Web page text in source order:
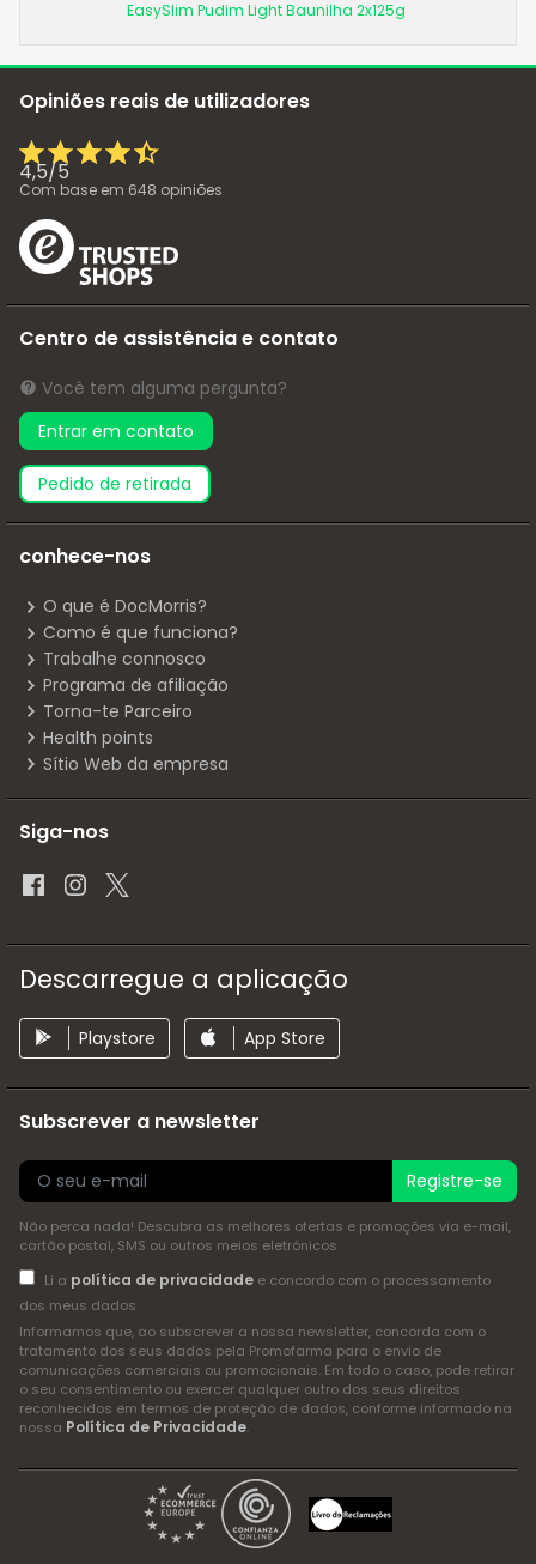
EasySlim Pudim Light Baunilha 2x125g
Opiniões reais de utilizadores
4,5/5
Com base em 648 opiniões
Centro de assistência e contato
Você tem alguma pergunta?
Entrar em contato
pedido de retirada
conhece-nos
O que é DocMorris?
Como é que funciona?
Trabalhe connosco
Programa de afiliação
Torna-te Parceiro
Health points
Sítio Web da empresa
Siga-nos
Descarregue a aplicação
Playstore App Store
Subscrever a newsletter
Registre-se
Não perca nada! Descubra as melhores ofertas e promoções via e-mail,
cartão postal, SMS ou outros meios eletrónicos
Li a política de privacidadee concordo com o processamento
dos meus dados
Informamos que, ao subscrever a nossa newsletter, concorda com o
tratamento dos seus dados pela Promofarma para o envio de
comunicações comerciais ou promocionais. Em todo o caso, pode retirar
o seu consentimento ou exercer qualquer outro dos seus direitos
reconhecidos em termos de proteção de dados, conforme informado na
nossa Política de Privacidade.